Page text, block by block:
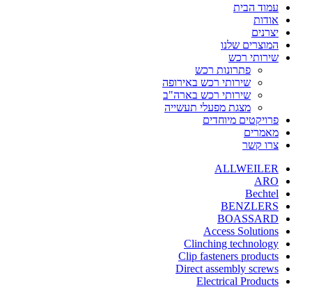
עמוד הבית
אודות
יצרנים
המוצרים שלנו
שירותי רכש
פתרונות רכש
שירותי רכש באירופה
שירותי רכש בארה"ב
מצגת מפעלי תעשייה
פרויקטים מיוחדים
מאמרים
צרו קשר
ALLWEILER
ARO
Bechtel
BENZLERS
BOASSARD
Access Solutions
Clinching technology
Clip fasteners products
Direct assembly screws
Electrical Products